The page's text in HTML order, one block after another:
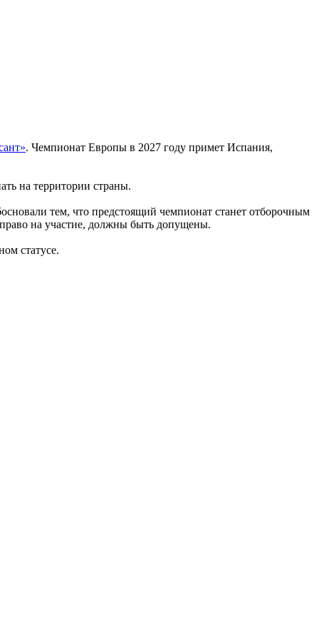
. Чемпионат Европы в 2027 году примет Испания,
на территории страны.
тем, что предстоящий чемпионат станет отборочным
на участие, должны быть допущены.
статусе.